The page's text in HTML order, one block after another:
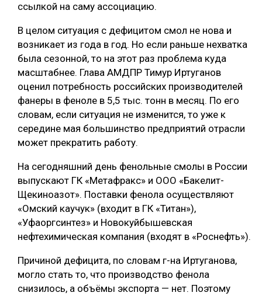
ссылкой на саму ассоциацию.
В целом ситуация с дефицитом смол не нова и
возникает из года в год. Но если раньше нехватка
была сезонной, то на этот раз проблема куда
масштабнее. Глава АМДПР Тимур Иртуганов
оценил потребность российских производителей
фанеры в феноле в 5,5 тыс. тонн в месяц. По его
словам, если ситуация не изменится, то уже к
середине мая большинство предприятий отрасли
может прекратить работу.
На сегодняшний день фенольные смолы в России
выпускают ГК «Метафракс» и ООО «Бакелит-
Щекиноазот». Поставки фенола осуществляют
«Омский каучук» (входит в ГК «Титан»),
«Уфаоргсинтез» и Новокуйбышевская
нефтехимическая компания (входят в «Роснефть»).
Причиной дефицита, по словам г-на Иртуганова,
могло стать то, что производство фенола
снизилось, а объёмы экспорта — нет. Поэтому